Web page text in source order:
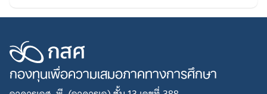
กองทุนเพื่อความเสมอภาคทางการศึกษา